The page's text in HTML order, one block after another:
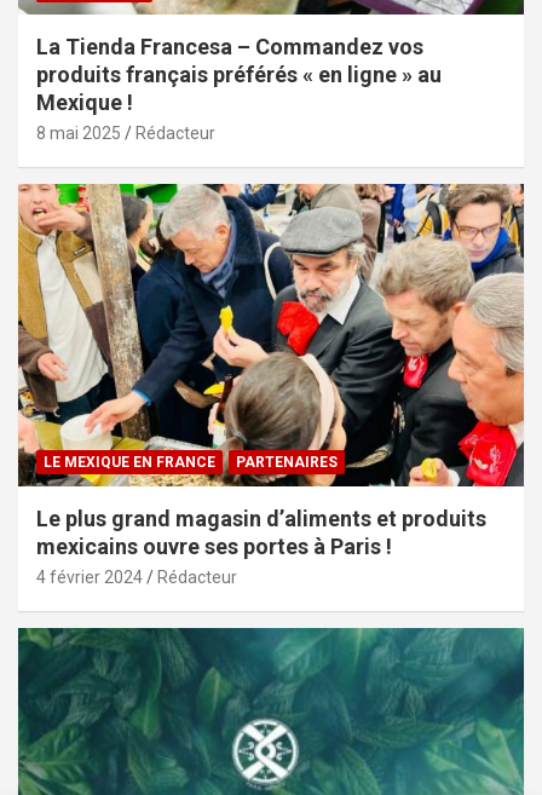
La Tienda Francesa – Commandez vos
produits français préférés « en ligne » au
Mexique !
8 mai 2025 Rédacteur
LE MEXIQUE EN FRANCE PARTENAIRES
Le plus grand magasin d’aliments et produits
mexicains ouvre ses portes à Paris !
4 février 2024 Rédacteur